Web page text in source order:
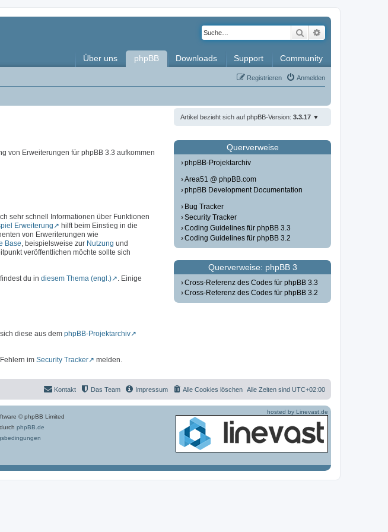
Suche
Über uns phpBB Downloads Support Community
Anmelden
Registrieren
Artikel bezieht sich auf phpBB-Version: 3.3.17
von Erweiterungen für phpBB 3.3 aufkommen
sehr schnell Informationen über Funktionen
Erweiterung
hilft beim Einstieg in die
von Erweriterungen wie
Base , beispielsweise zur Nutzung und
veröffentlichen möchte sollte sich
du in diesem Thema (engl.)
. Einige
diese aus dem phpBB-Projektarchiv
im Security Tracker melden.
Querverweise
phpBB-Projektarchiv
Area51 @ phpBB.com
phpBB Development Documentation
Bug Tracker
Security Tracker
Coding Guidelines für phpBB 3.3
Coding Guidelines für phpBB 3.2
Querverweise: phpBB 3
Cross-Referenz des Codes für phpBB 3.3
Cross-Referenz des Codes für phpBB 3.2
Alle Zeiten sind UTC+02:00
Alle Cookies löschen
Impressum
Das Team
Kontakt
© phpBB Limited
phpBB.de
hosted by Linevast.de